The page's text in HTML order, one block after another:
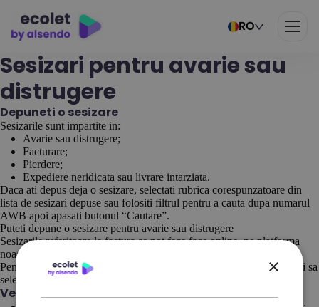
RO
Sesizari pentru avarie sau
distrugere
Depuneti o sesizare
Sesizarile sunt impartite in:
Avarie sau distrugere;
Facturare;
Pierdere;
Expediere neridicata sau livrare intarziata.
Daca ati depus deja o sesizare, selectati rubrica corespunzatoare din
lista de sesizari depuse sau folositi filtrul pentru a cauta dupa numarul
AWB apoi apasati butonul “Cautare”.
Puteti depune o sesizare pentru avarie sau distrugere
Sesizarile referitoare la factura se pot face face online, pe platforma
noastra, sectiunea “Contact” din Panoul clientului.
Pentru aceasta este necesar sa va autentificati in contul dvs. Ecolet si sa
selectati sectiunea “Contact”.
Vedeti mai jos cum se depune o sesizare:
×